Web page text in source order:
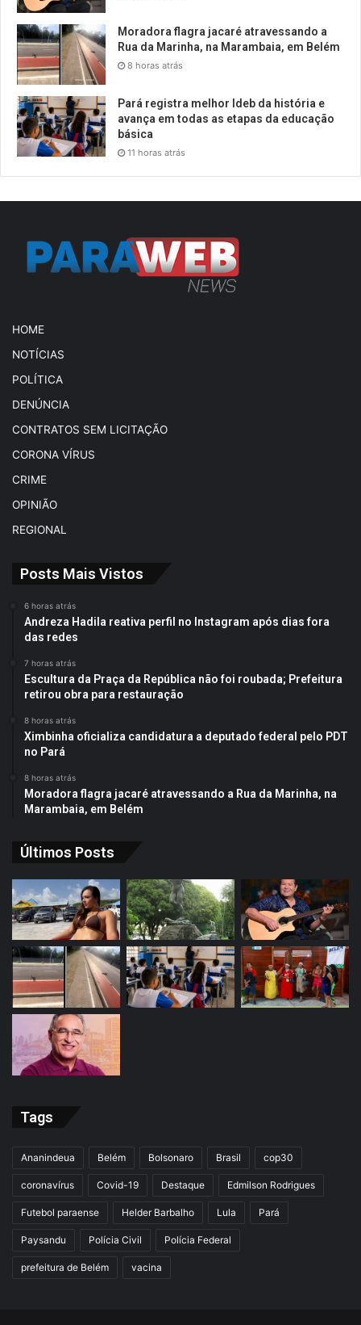
Moradora flagra jacaré atravessando a
Rua da Marinha, na Marambaia, em Belém
8 horas atrás
Pará registra melhor Ideb da história e
avança em todas as etapas da educação
básica
11 horas atrás
HOME
NOTÍCIAS
POLÍTICA
DENÚNCIA
CONTRATOS SEM LICITAÇÃO
CORONA VÍRUS
CRIME
OPINIÃO
REGIONAL
Posts Mais Vistos
6 horas atrás
Andreza Hadila reativa perfil no Instagram após dias fora
das redes
7 horas atrás
Escultura da Praça da República não foi roubada; Prefeitura
retirou obra para restauração
8 horas atrás
Ximbinha oficializa candidatura a deputado federal pelo PDT
no Pará
8 horas atrás
Moradora flagra jacaré atravessando a Rua da Marinha, na
Marambaia, em Belém
Últimos Posts
Tags
Ananindeua Belém Bolsonaro Brasil cop30
coronavírus Covid-19 Destaque Edmilson Rodrigues
Futebol paraense Helder Barbalho Lula Pará
Paysandu Polícia Civil Polícia Federal
prefeitura de Belém vacina